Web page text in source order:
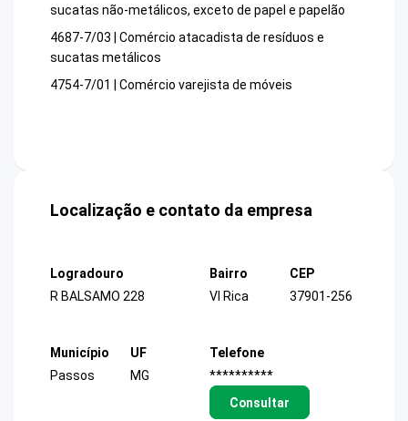
sucatas não-metálicos, exceto de papel e papelão
4687-7/03 | Comércio atacadista de resíduos e
sucatas metálicos
4754-7/01 | Comércio varejista de móveis
Localização e contato da empresa
Logradouro
R BALSAMO 228
Bairro
Vl Rica
CEP
37901-256
Município
Passos
UF
MG
Telefone
**********
Consultar